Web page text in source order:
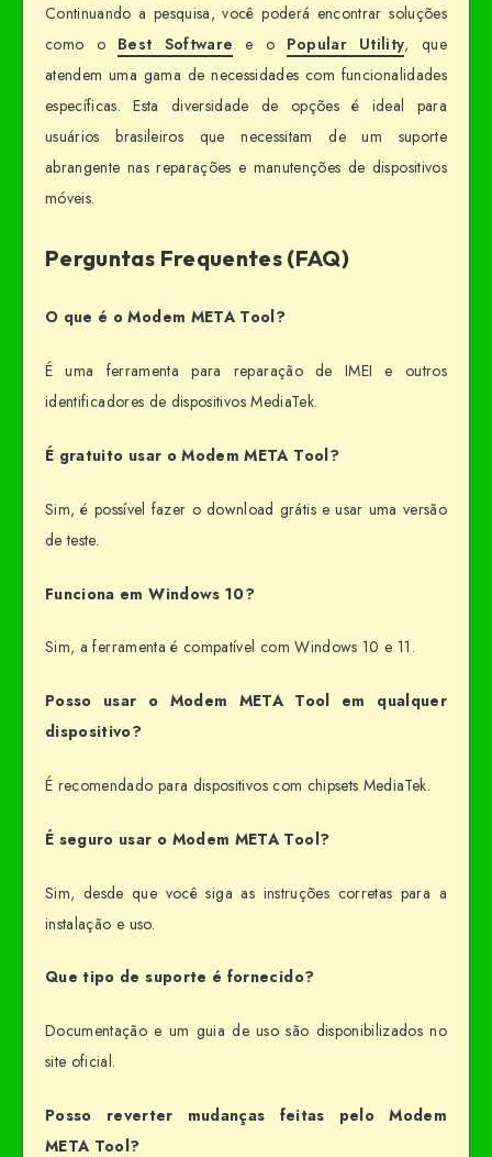
Continuando a pesquisa, você poderá encontrar soluções
como o Best Software e o Popular Utility, que
atendem uma gama de necessidades com funcionalidades
específicas. Esta diversidade de opções é ideal para
usuários brasileiros que necessitam de um suporte
abrangente nas reparações e manutenções de dispositivos
móveis.
Perguntas Frequentes (FAQ)
O que é o Modem META Tool?
É uma ferramenta para reparação de IMEI e outros
identificadores de dispositivos MediaTek.
É gratuito usar o Modem META Tool?
Sim, é possível fazer o download grátis e usar uma versão
de teste.
Funciona em Windows 10?
Sim, a ferramenta é compatível com Windows 10 e 11.
Posso usar o Modem META Tool em qualquer
dispositivo?
É recomendado para dispositivos com chipsets MediaTek.
É seguro usar o Modem META Tool?
Sim, desde que você siga as instruções corretas para a
instalação e uso.
Que tipo de suporte é fornecido?
Documentação e um guia de uso são disponibilizados no
site oficial.
Posso reverter mudanças feitas pelo Modem
META Tool?